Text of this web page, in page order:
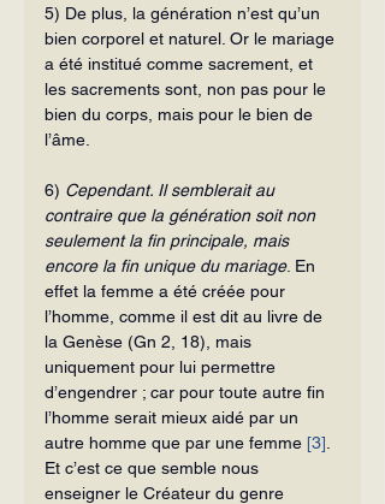
5) De plus, la génération n’est qu’un
bien corporel et naturel. Or le mariage
a été institué comme sacrement, et
les sacrements sont, non pas pour le
bien du corps, mais pour le bien de
l’âme.
6) Cependant. Il semblerait au
contraire que la génération soit non
seule­ment la fin principale, mais
encore la fin unique du mariage. En
effet la femme a été créée pour
l’homme, comme il est dit au livre de
la Genèse (Gn 2, 18), mais
uniquement pour lui permettre
d’engendrer ; car pour toute autre fin
l’homme se­rait mieux aidé par un
autre homme que par une femme [3]
Et c’est ce que semble nous
enseigner le Créateur du genre